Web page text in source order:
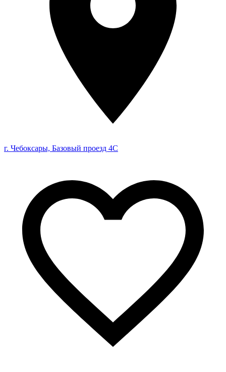
г. Чебоксары, Базовый проезд 4С